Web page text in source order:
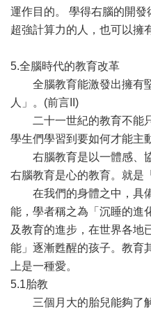
運作目的。 學得右腦的開
超強計算力的人，也可以擁
5.全腦時代的教育改革
全腦教育能激發出擁有堅
人」。(前言II)
二十一世紀的教育不能只
學生們學習到要如何才能主
右腦教育是以一體感、協
右腦教育是心的教育。就是
在我們的身體之中，具
能，學者稱之為「沉睡的進
及教育的進步，在世界各地
能」逐漸甦醒的孩子。教育
上是一種愛。
5.1胎教
三個月大的胎兒能夠了解